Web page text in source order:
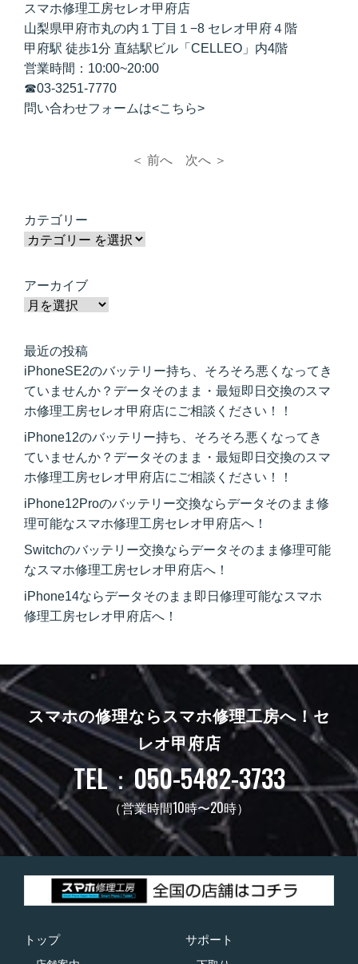
スマホ修理工房セレオ甲府店
山梨県甲府市丸の内１丁目１−8 セレオ甲府４階
甲府駅 徒歩1分 直結駅ビル「CELLEO」内4階
営業時間：10:00~20:00
☎03-3251-7770
問い合わせフォームは<こちら>
＜ 前へ 次へ ＞
カテゴリー
アーカイブ
最近の投稿
iPhoneSE2のバッテリー持ち、そろそろ悪くなってき
ていませんか？データそのまま・最短即日交換のスマ
ホ修理工房セレオ甲府店にご相談ください！！
iPhone12のバッテリー持ち、そろそろ悪くなってき
ていませんか？データそのまま・最短即日交換のスマ
ホ修理工房セレオ甲府店にご相談ください！！
iPhone12Proのバッテリー交換ならデータそのまま修
理可能なスマホ修理工房セレオ甲府店へ！
Switchのバッテリー交換ならデータそのまま修理可能
なスマホ修理工房セレオ甲府店へ！
iPhone14ならデータそのまま即日修理可能なスマホ
修理工房セレオ甲府店へ！
スマホの修理ならスマホ修理工房へ！セ
レオ甲府店
TEL：050-5482-3733
（営業時間10時〜20時）
トップ サポート